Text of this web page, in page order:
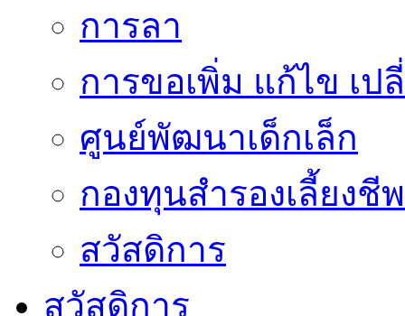
การลา
การขอเพิ่ม แก้ไข เ
ศูนย์พัฒนาเด็กเล็ก
กองทุนสำรองเลี้ยงชีพ
สวัสดิการ
สวัสดิการ